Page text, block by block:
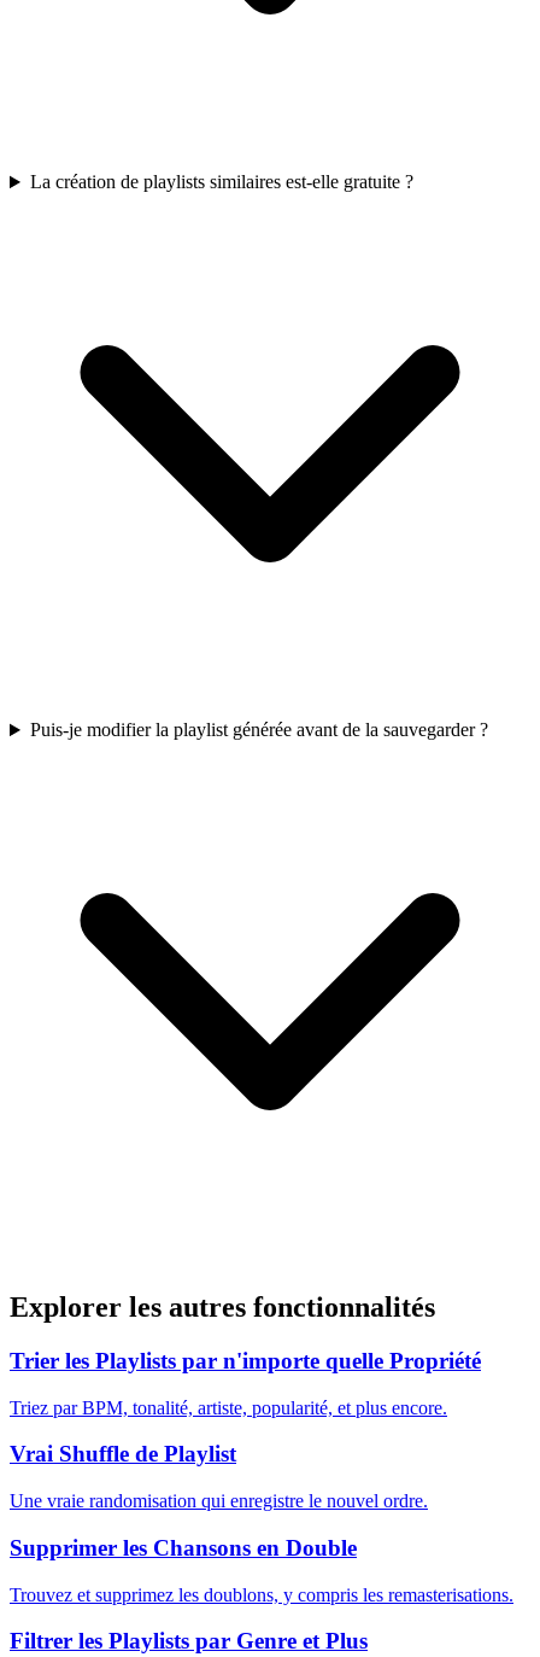
La création de playlists similaires est-elle gratuite ?
Puis-je modifier la playlist générée avant de la sauvegarder ?
Explorer les autres fonctionnalités
Trier les Playlists par n'importe quelle Propriété
Triez par BPM, tonalité, artiste, popularité, et plus encore.
Vrai Shuffle de Playlist
Une vraie randomisation qui enregistre le nouvel ordre.
Supprimer les Chansons en Double
Trouvez et supprimez les doublons, y compris les remasterisations.
Filtrer les Playlists par Genre et Plus